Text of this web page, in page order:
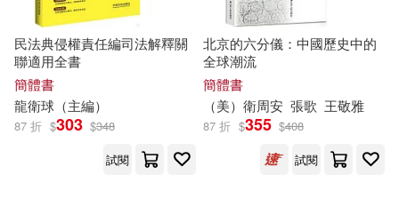
Leo(18)
李永樂(18) 李秀英(18)
紙上魔方(18)
（巴西）克拉麗絲·李斯佩克朵(18)
中國礦業大學出版社(122)
東方出版社(122)
中國協和醫科大學出版社(120)
民法典侵權責任編司法解釋關
聯適用全書
簡體書
龍衛球（主編）
87 折 $303 $348
試閱
北京的六分儀：中國歷史中的
全球潮流
簡體書
（美） 衛周安 張歌 王敬雅
87 折 $355 $408
試閱